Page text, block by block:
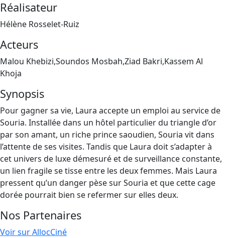
Réalisateur
Hélène Rosselet-Ruiz
Acteurs
Malou Khebizi,Soundos Mosbah,Ziad Bakri,Kassem Al
Khoja
Synopsis
Pour gagner sa vie, Laura accepte un emploi au service de
Souria. Installée dans un hôtel particulier du triangle d’or
par son amant, un riche prince saoudien, Souria vit dans
l’attente de ses visites. Tandis que Laura doit s’adapter à
cet univers de luxe démesuré et de surveillance constante,
un lien fragile se tisse entre les deux femmes. Mais Laura
pressent qu’un danger pèse sur Souria et que cette cage
dorée pourrait bien se refermer sur elles deux.
Nos Partenaires
Voir sur AllocCiné